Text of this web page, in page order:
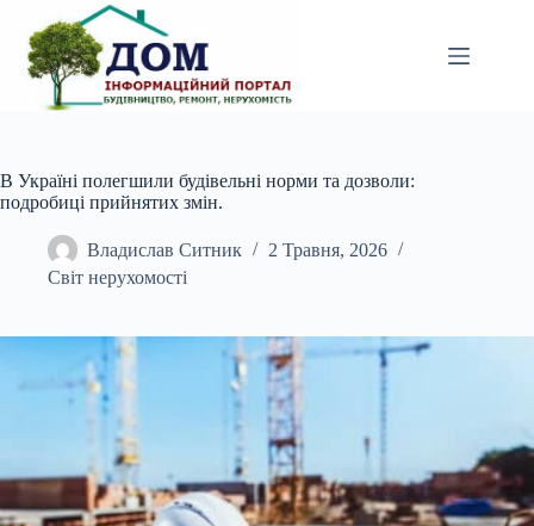
вмісту
В Україні полегшили будівельні норми та дозволи:
подробиці прийнятих змін.
Владислав Ситник
2 Травня, 2026
Світ нерухомості